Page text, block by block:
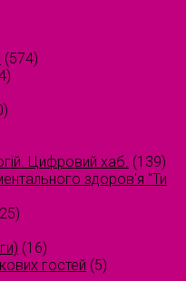
(574)
Цифровий хаб. (139)
здоров'я "Ти
(16)
гостей (5)